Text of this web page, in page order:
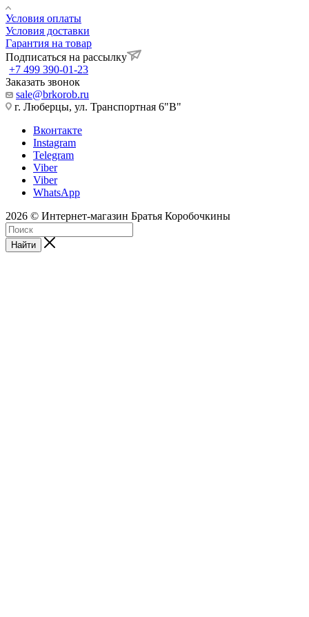
Условия оплаты
Условия доставки
Гарантия на товар
Подписаться на рассылку
+7 499 390-01-23
Заказать звонок
sale@brkorob.ru
г. Люберцы, ул. Транспортная 6"В"
Вконтакте
Instagram
Telegram
Viber
Viber
WhatsApp
2026 © Интернет-магазин Братья Коробочкины
Найти